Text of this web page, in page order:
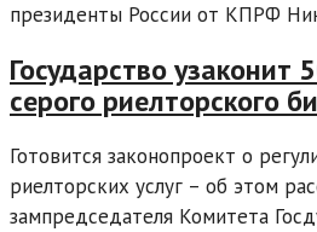
президенты России от КПРФ
Государство узаконит
серого риелторского
Готовится законопроект о
риелторских услуг – об этом
зампредседателя Комитета